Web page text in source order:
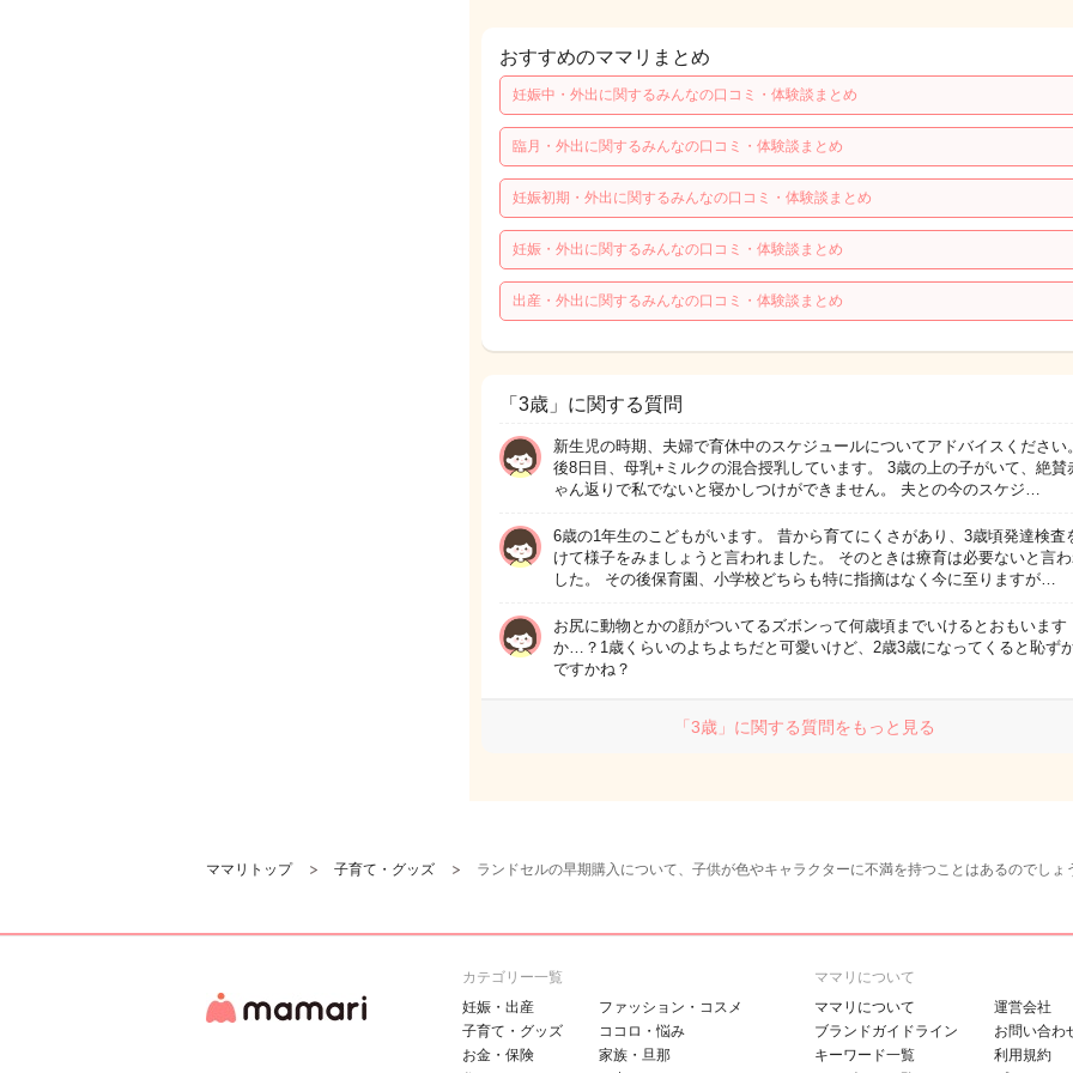
おすすめのママリまとめ
妊娠中・外出に関するみんなの口コミ・体験談まとめ
臨月・外出に関するみんなの口コミ・体験談まとめ
妊娠初期・外出に関するみんなの口コミ・体験談まとめ
妊娠・外出に関するみんなの口コミ・体験談まとめ
出産・外出に関するみんなの口コミ・体験談まとめ
「3歳」に関する質問
新生児の時期、夫婦で育休中のスケジュールについてアドバイスください
後8日目、母乳+ミルクの混合授乳しています。 3歳の上の子がいて、絶賛
ゃん返りで私でないと寝かしつけができません。 夫との今のスケジ…
6歳の1年生のこどもがいます。 昔から育てにくさがあり、3歳頃発達検査
けて様子をみましょうと言われました。 そのときは療育は必要ないと言わ
した。 その後保育園、小学校どちらも特に指摘はなく今に至りますが…
お尻に動物とかの顔がついてるズボンって何歳頃までいけるとおもいます
か…？1歳くらいのよちよちだと可愛いけど、2歳3歳になってくると恥ず
ですかね？
「3歳」に関する質問をもっと見る
ママリトップ 子育て・グッズ ランドセルの早期購入について、子供が色やキャラクターに不満を持つことはあるのでしょ
カテゴリー一覧
妊娠・出産
子育て・グッズ
お金・保険
ファッション・コスメ
ココロ・悩み
家族・旦那
ママリについて
ママリについて
ブランドガイドライン
キーワード一覧
運営会社
お問い合わ
利用規約